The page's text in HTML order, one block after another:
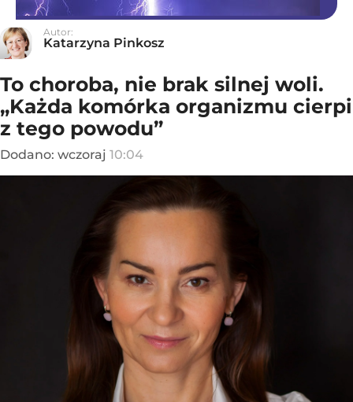
Autor:
Katarzyna Pinkosz
To choroba, nie brak silnej woli.
„Każda komórka organizmu cierpi
z tego powodu”
Dodano: wczoraj 10:04